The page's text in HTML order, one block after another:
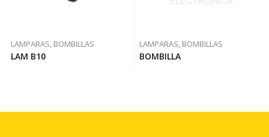
LAMPARAS, BOMBILLAS
LAM B10
LAMPARAS, BOMBILLAS
BOMBILLA